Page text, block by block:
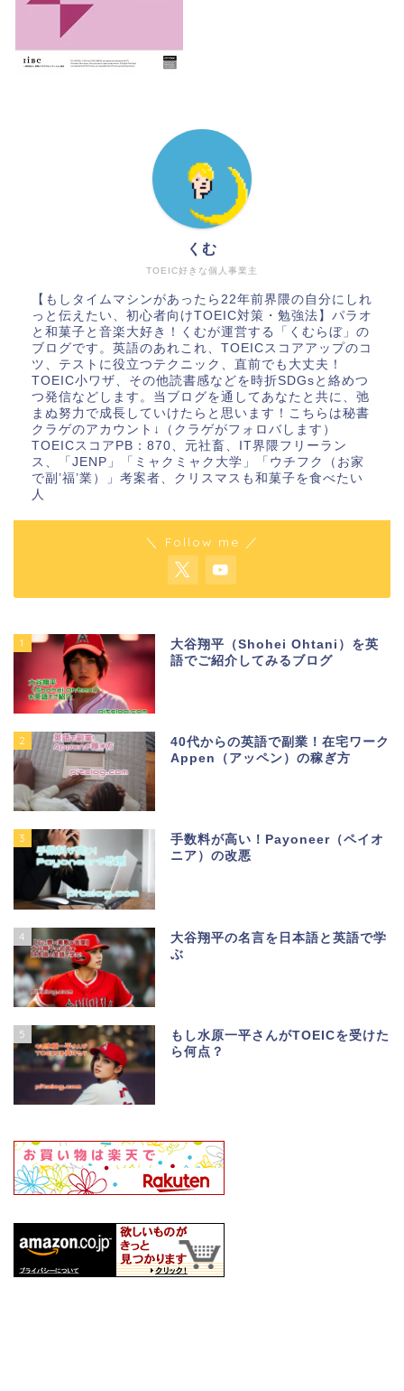
TOEIC好きな個人事業主
くむ
【もしタイムマシンがあったら22年前界隈の自分にしれ
っと伝えたい、初心者向けTOEIC対策・勉強法】パラオ
と和菓子と音楽大好き！くむが運営する「くむらぼ」の
ブログです。英語のあれこれ、TOEICスコアアップのコ
ツ、テストに役立つテクニック、直前でも大丈夫！
TOEIC小ワザ、その他読書感などを時折SDGsと絡めつ
つ発信などします。当ブログを通してあなたと共に、弛
まぬ努力で成長していけたらと思います！こちらは秘書
クラゲのアカウント↓（クラゲがフォロバします）
TOEICスコアPB：870、元社畜、IT界隈フリーラン
ス、「JENP」「ミャクミャク大学」「ウチフク（お家
で副’福’業）」考案者、クリスマスも和菓子を食べたい
人
＼ Follow me ／
1
大谷翔平（Shohei Ohtani）を英
語でご紹介してみるブログ
2
40代からの英語で副業！在宅ワーク
Appen（アッペン）の稼ぎ方
3
手数料が高い！Payoneer（ペイオ
ニア）の改悪
4
大谷翔平の名言を日本語と英語で学
ぶ
5
もし水原一平さんがTOEICを受けた
ら何点？